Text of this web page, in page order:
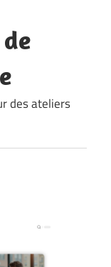
des ateliers